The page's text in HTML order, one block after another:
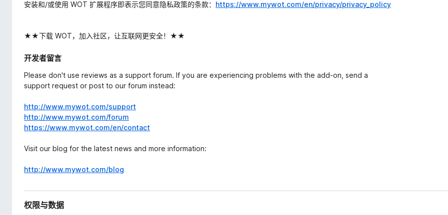
安装和/或使用 WOT 扩展程序即表示您同意隐私政策的条款： https://www.mywot.com/en/privacy/privacy_policy
★★下载 WOT，加入社区，让互联网更安全！★★
开发者留言
Please don't use reviews as a support forum. If you are experiencing problems with the add-on, send a
support request or post to our forum instead:
http://www.mywot.com/support
http://www.mywot.com/forum
https://www.mywot.com/en/contact
Visit our blog for the latest news and more information:
http://www.mywot.com/blog
权限与数据